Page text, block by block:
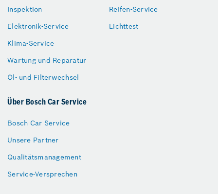
Inspektion
Elektronik-Service
Klima-Service
Wartung und Reparatur
Öl- und Filterwechsel
Reifen-Service
Lichttest
Über Bosch Car Service
Bosch Car Service
Unsere Partner
Qualitätsmanagement
Service-Versprechen